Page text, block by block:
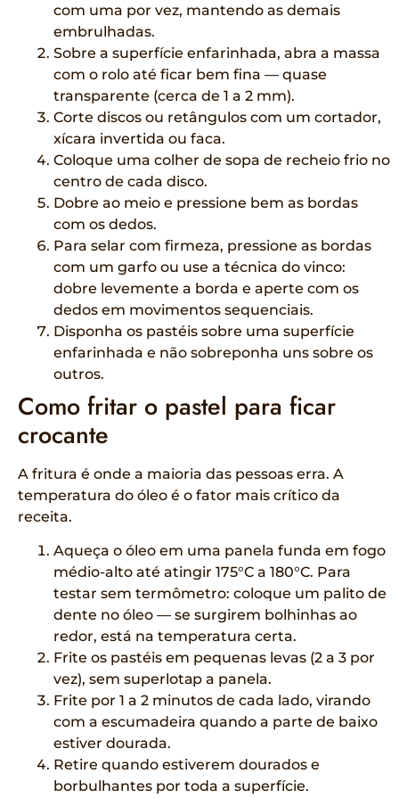
com uma por vez, mantendo as demais
embrulhadas.
Sobre a superfície enfarinhada, abra a massa
com o rolo até ficar bem fina — quase
transparente (cerca de 1 a 2 mm).
Corte discos ou retângulos com um cortador,
xícara invertida ou faca.
Coloque uma colher de sopa de recheio frio no
centro de cada disco.
Dobre ao meio e pressione bem as bordas
com os dedos.
Para selar com firmeza, pressione as bordas
com um garfo ou use a técnica do vinco:
dobre levemente a borda e aperte com os
dedos em movimentos sequenciais.
Disponha os pastéis sobre uma superfície
enfarinhada e não sobreponha uns sobre os
outros.
Como fritar o pastel para ficar
crocante
A fritura é onde a maioria das pessoas erra. A
temperatura do óleo é o fator mais crítico da
receita.
Aqueça o óleo em uma panela funda em fogo
médio-alto até atingir 175°C a 180°C. Para
testar sem termômetro: coloque um palito de
dente no óleo — se surgirem bolhinhas ao
redor, está na temperatura certa.
Frite os pastéis em pequenas levas (2 a 3 por
vez), sem superlotар a panela.
Frite por 1 a 2 minutos de cada lado, virando
com a escumadeira quando a parte de baixo
estiver dourada.
Retire quando estiverem dourados e
borbulhantes por toda a superfície.